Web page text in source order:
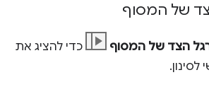
של המסוף
הצד של המסוף
כדי להציג את